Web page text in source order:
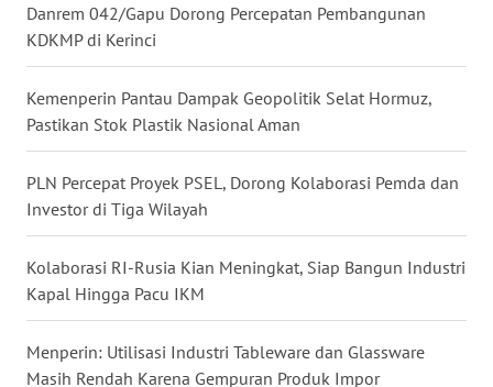
Danrem 042/Gapu Dorong Percepatan Pembangunan
KDKMP di Kerinci
Kemenperin Pantau Dampak Geopolitik Selat Hormuz,
Pastikan Stok Plastik Nasional Aman
PLN Percepat Proyek PSEL, Dorong Kolaborasi Pemda dan
Investor di Tiga Wilayah
Kolaborasi RI-Rusia Kian Meningkat, Siap Bangun Industri
Kapal Hingga Pacu IKM
Menperin: Utilisasi Industri Tableware dan Glassware
Masih Rendah Karena Gempuran Produk Impor
JOGJA
JATIM
BALI
KALBAR
KALTENG